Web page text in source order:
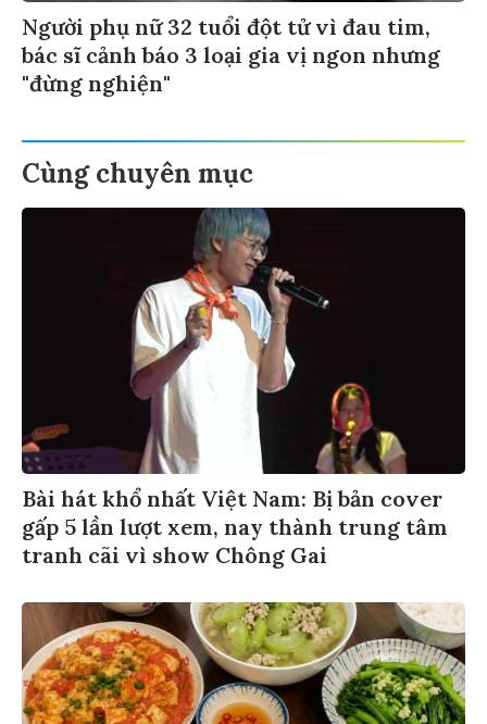
Người phụ nữ 32 tuổi đột tử vì đau tim,
bác sĩ cảnh báo 3 loại gia vị ngon nhưng
"đừng nghiện"
Cùng chuyên mục
Bài hát khổ nhất Việt Nam: Bị bản cover
gấp 5 lần lượt xem, nay thành trung tâm
tranh cãi vì show Chông Gai